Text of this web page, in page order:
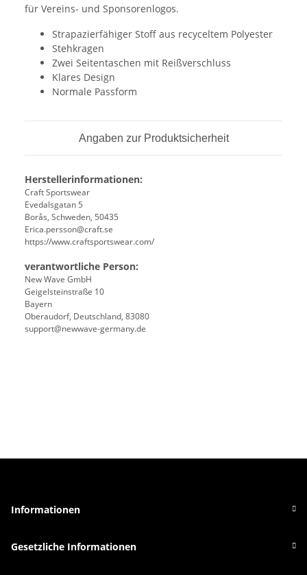
für Vereins- und Sponsorenlogos.
Strapazierfähiger Stoff aus recyceltem Polyester
Stehkragen
Zwei Seitentaschen mit Reißverschluss
Klares Design
Normale Passform
Angaben zur Produktsicherheit
Herstellerinformationen:
Craft Sportswear
Evedalsgatan 5
Borås, Schweden, 50435
Erica.persson@craft.se
https://www.craftsportswear.com/
verantwortliche Person:
New Wave GmbH
Geigelsteinstraße 10
Bayern
Oberaudorf, Deutschland, 83080
support@newwave-germany.de
Informationen
Gesetzliche Informationen